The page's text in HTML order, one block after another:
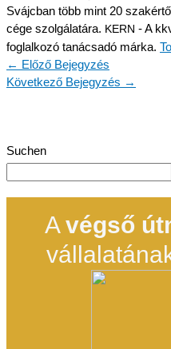
Svájc­ban több mint 20
cége szolgá­la­tá­ra. KERN - A
foglal­ko­zó tanác­sa­dó márka.
← Előző Bejegyzés
Követ­ke­ző Bejegy­zés →
Suchen
Avégső